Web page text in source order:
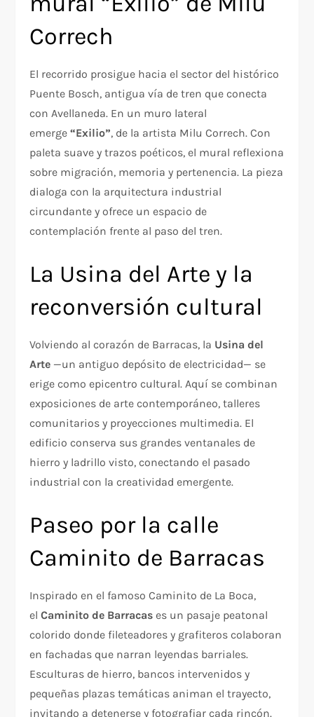
Correch
El recorrido prosigue hacia el sector del histórico
Puente Bosch, antigua vía de tren que conecta
con Avellaneda. En un muro lateral
emerge“Exilio”, de la artista Milu Correch. Con
paleta suave y trazos poéticos, el mural reflexiona
sobre migración, memoria y pertenencia. La pieza
dialoga con la arquitectura industrial
circundante y ofrece un espacio de
contemplación frente al paso del tren.
La Usina del Arte y la
reconversión cultural
Volviendo al corazón de Barracas, la Usina del
Arte —un antiguo depósito de electricidad— se
erige como epicentro cultural. Aquí se combinan
exposiciones de arte contemporáneo, talleres
comunitarios y proyecciones multimedia. El
edificio conserva sus grandes ventanales de
hierro y ladrillo visto, conectando el pasado
industrial con la creatividad emergente.
Paseo por la calle
Caminito de Barracas
Inspirado en el famoso Caminito de La Boca,
elCaminito de Barracas es un pasaje peatonal
colorido donde fileteadores y grafiteros colaboran
en fachadas que narran leyendas barriales.
Esculturas de hierro, bancos intervenidos y
pequeñas plazas temáticas animan el trayecto,
invitando a detenerse y fotografiar cada rincón.